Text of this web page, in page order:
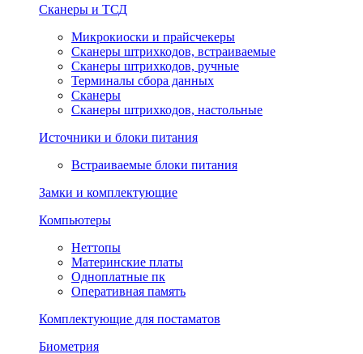
Сканеры и ТСД
Микрокиоски и прайсчекеры
Сканеры штрихкодов, встраиваемые
Сканеры штрихкодов, ручные
Терминалы сбора данных
Сканеры
Сканеры штрихкодов, настольные
Источники и блоки питания
Встраиваемые блоки питания
Замки и комплектующие
Компьютеры
Неттопы
Материнские платы
Одноплатные пк
Оперативная память
Комплектующие для постаматов
Биометрия